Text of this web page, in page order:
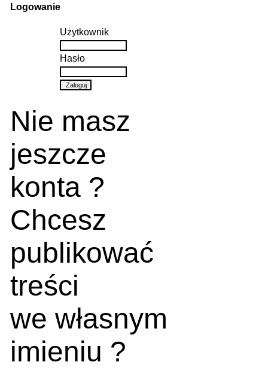
Logowanie
Użytkownik
Hasło
Nie masz
jeszcze
konta ?
Chcesz
publikować
treści
we własnym
imieniu ?